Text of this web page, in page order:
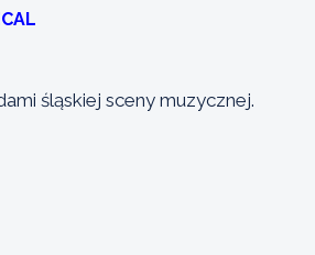
śląskiej sceny muzycznej.